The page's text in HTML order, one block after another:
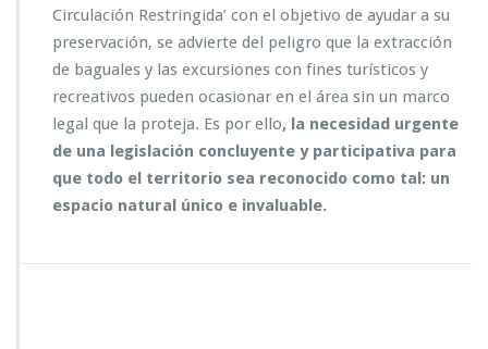
Circulación Restringida’ con el objetivo de ayudar a su
preservación, se advierte del peligro que la extracción
de baguales y las excursiones con fines turísticos y
recreativos pueden ocasionar en el área sin un marco
legal que la proteja. Es por ello, la necesidad urgente
de una legislación concluyente y participativa para
que todo el territorio sea reconocido como tal: un
espacio natural único e invaluable.